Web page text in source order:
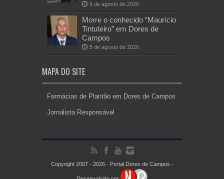
6 de agosto de 2026
Morre o conhecido “Maurício
Tintuteiro” em Dores de
Campos
5 de agosto de 2026
MAPA DO SITE
Farmácias de Plantão em Dores de Campos
Jornalista Responsável
Copyright 2007 - 2026 - Portal Dores de Campos -